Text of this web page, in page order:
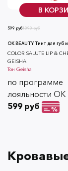
В
1090 руб
599 руб
OK BEAUTY Тинт для губ
СOLOR SALUTE LIP &
GEISHA
Тон Geisha
по программе
лояльности OK
599 руб